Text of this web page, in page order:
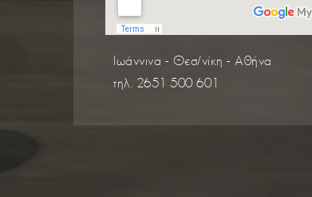
Ιωάννινα - Θεσ/νίκη - Αθήνα
τηλ. 2651 500 601